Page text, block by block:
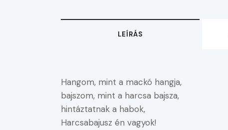
LEÍRÁS
Hangom, mint a mackó hangja,
bajszom, mint a harcsa bajsza,
hintáztatnak a habok,
Harcsabajusz én vagyok!